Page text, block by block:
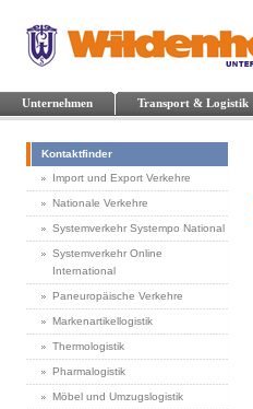
Unternehmen Transport & Logistik
Kontaktfinder
Import und Export Verkehre
Nationale Verkehre
Systemverkehr Systempo National
Systemverkehr Online
International
Paneuropäische Verkehre
Markenartikellogistik
Thermologistik
Pharmalogistik
Möbel und Umzugslogistik